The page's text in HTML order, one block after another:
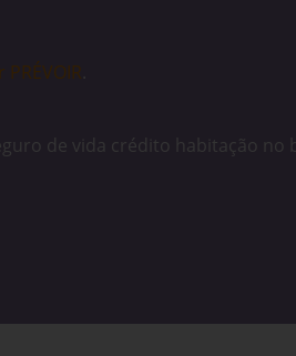
.
de vida crédito habitação no